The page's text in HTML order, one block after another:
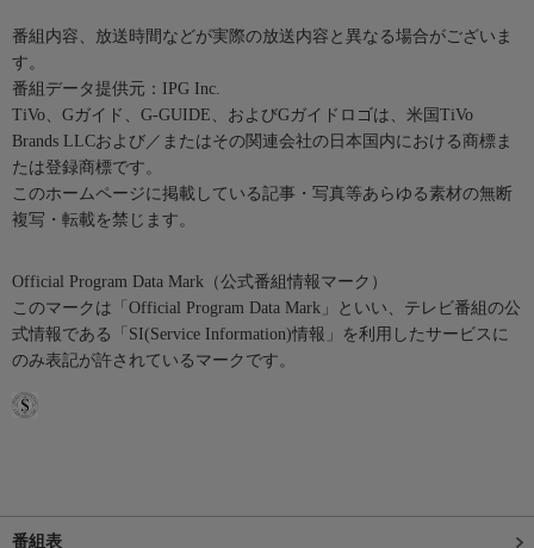
番組内容、放送時間などが実際の放送内容と異なる場合がございま
す。
番組データ提供元：IPG Inc.
TiVo、Gガイド、G-GUIDE、およびGガイドロゴは、米国TiVo
Brands LLCおよび／またはその関連会社の日本国内における商標ま
たは登録商標です。
このホームページに掲載している記事・写真等あらゆる素材の無断
複写・転載を禁じます。
Official Program Data Mark（公式番組情報マーク）
このマークは「Official Program Data Mark」といい、テレビ番組の公
式情報である「SI(Service Information)情報」を利用したサービスに
のみ表記が許されているマークです。
番組表